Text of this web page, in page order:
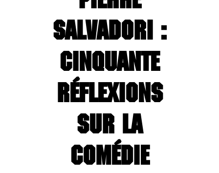
ÉDUCATION AUX IMAGES
SALVADORI :
CINQUANTE
RÉFLEXIONS
SUR LA
COMÉDIE